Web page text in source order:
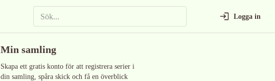
Logga in
Min samling
Skapa ett gratis konto för att registrera serier i
din samling, spåra skick och få en överblick